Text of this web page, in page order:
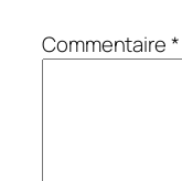
Commentaire*